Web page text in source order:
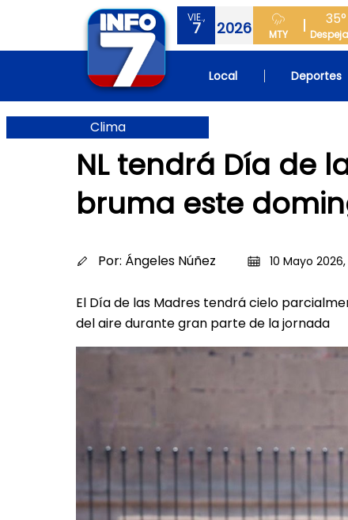
VIE.,
7 2026 MTY
35°
Local Deportes
Clima
NL tendrá Día de
bruma este
Por: Ángeles Núñez 10 Mayo
El Día de las Madres tendrá cielo
del aire durante gran parte de la jornada